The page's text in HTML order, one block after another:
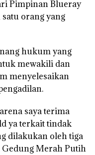
Pimpinan Blueray
satu orang yang
hukum yang
mewakili dan
menyelesaikan
saya terima
ya terkait tindak
dilakukan oleh tiga
Gedung Merah Putih